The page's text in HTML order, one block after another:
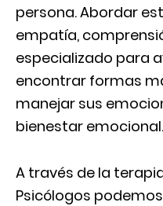
persona. Abordar
empatía,
especializado para
encontrar formas
manejar sus
bienestar emocional.
A través de la
Psicólogos